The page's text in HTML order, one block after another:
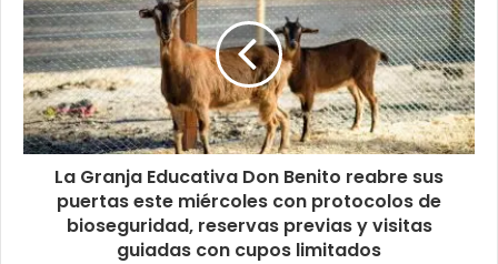
La Granja Educativa Don Benito reabre sus
puertas este miércoles con protocolos de
bioseguridad, reservas previas y visitas
guiadas con cupos limitados